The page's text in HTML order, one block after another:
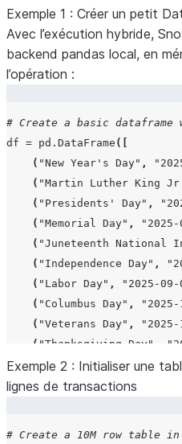
Exemple 1 : Créer un petit
Avec l’exécution hybride,
backend pandas local, en
l’opération :
# Create a basic dataframe
df = pd . DataFrame ([
( "New Year's Day" ,
( "Martin Luther King
( "Presidents' Day" ,
( "Memorial Day" ,
( "Juneteenth National
( "Independence Day" ,
( "Labor Day" , "2025-09-
( "Columbus Day" ,
( "Veterans Day" ,
( "Thanksgiving Day"
("Christmas Day",
], columns=["Holiday"
Exemple 2 : Initialiser une
lignes de transactions
# Create a 10M row table